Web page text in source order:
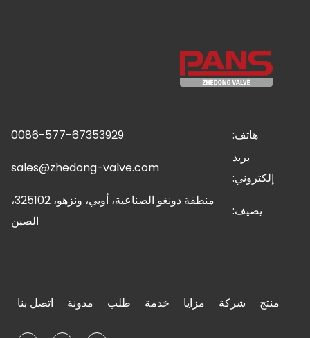
هاتف:
0086-577-67353929
بريد
إلكتروني:
sales@zhedong-valve.com
يضيف:
منطقة دونغو الصناعية، أوبي، ونزهو، 325102،
الصين
منتج شركة مزايا خدمة طلب مدونة اتصل بنا